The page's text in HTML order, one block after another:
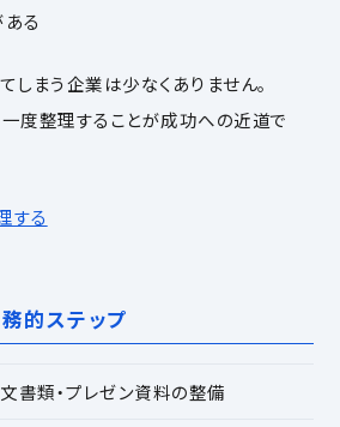
る
しまう企業は少なくありません。
度整理することが成功への近道で
する
的ステップ
書類・プレゼン資料の整備